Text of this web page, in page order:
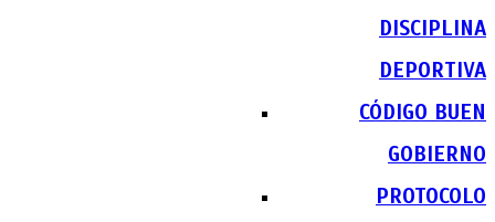
DISCIPLINA
DEPORTIVA
CÓDIGO BUEN
GOBIERNO
PROTOCOLO